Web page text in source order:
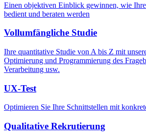
Einen objektiven Einblick gewinnen, wie
bedient und beraten werden
Vollumfängliche Studie
Ihre quantitative Studie von A bis Z mit
Optimierung und Programmierung des
Verarbeitung usw.
UX-Test
Optimieren Sie Ihre Schnittstellen mit
Qualitative Rekrutierung